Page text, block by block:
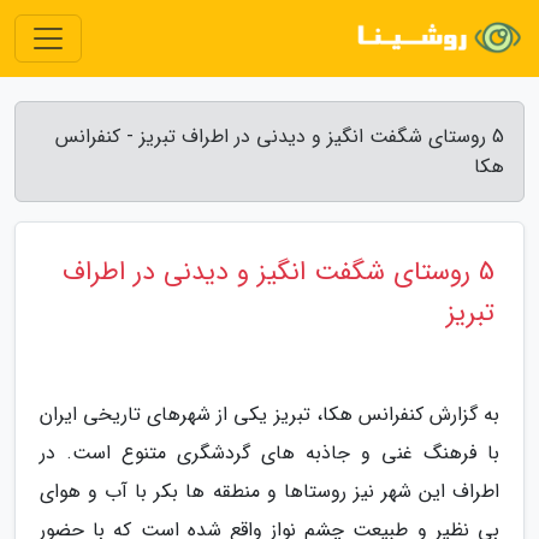
5 روستای شگفت انگیز و دیدنی در اطراف تبریز - کنفرانس
هکا
5 روستای شگفت انگیز و دیدنی در اطراف
تبریز
به گزارش کنفرانس هکا، تبریز یکی از شهرهای تاریخی ایران
با فرهنگ غنی و جاذبه های گردشگری متنوع است. در
اطراف این شهر نیز روستاها و منطقه ها بکر با آب و هوای
بی نظیر و طبیعت چشم نواز واقع شده است که با حضور